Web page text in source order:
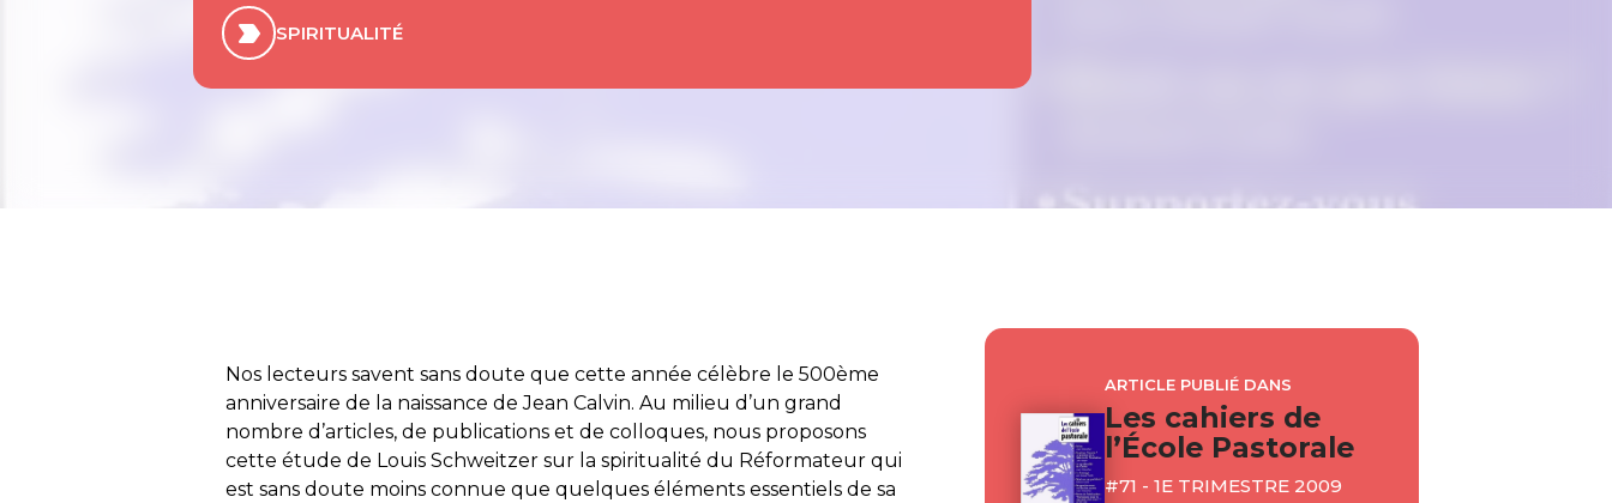
SPIRITUALITÉ
Nos lecteurs savent sans doute que cette année célèbre le 500ème
anniversaire de la naissance de Jean Calvin. Au milieu d’un grand
nombre d’articles, de publications et de colloques, nous proposons
cette étude de Louis Schweitzer sur la spiritualité du Réformateur qui
est sans doute moins connue que quelques éléments essentiels de sa
ARTICLE PUBLIÉ DANS
Les cahiers de
l’École Pastorale
#71 - 1E TRIMESTRE 2009